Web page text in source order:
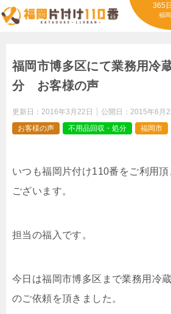
365
福
福岡市博多区にて業務用冷
分 お客様の声
更新日： 2016年3月22日 公開日： 2015年6月
お客様の声
不用品回収・処分 福岡市
いつも福岡片付け110番をご利用
ございます。
担当の福入です。
今日は福岡市博多区まで業務用冷
のご依頼を頂きました。